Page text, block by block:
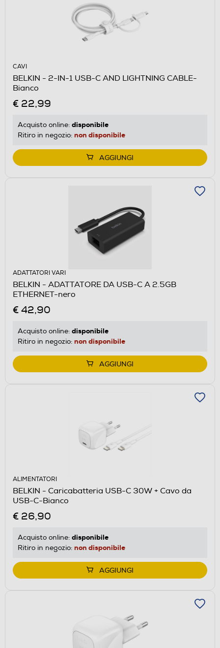
CAVI
BELKIN - 2-IN-1 USB-C AND LIGHTNING CABLE-
Bianco
€ 22,99
Acquisto online: disponibile
Ritiro in negozio: non disponibile
AGGIUNGI
ADATTATORI VARI
BELKIN - ADATTATORE DA USB-C A 2.5GB
ETHERNET-nero
€ 42,90
Acquisto online: disponibile
Ritiro in negozio: non disponibile
AGGIUNGI
ALIMENTATORI
BELKIN - Caricabatteria USB-C 30W + Cavo da
USB-C-Bianco
€ 26,90
Acquisto online: disponibile
Ritiro in negozio: non disponibile
AGGIUNGI